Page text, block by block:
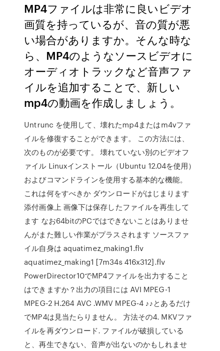
MP4ファイルは非常に良いビデオ
画質を持っているが、音の質が悪
い場合がありますか。そんな時な
ら、MP4のようなソースビデオに
オーディオトラックなど音声ファ
イルを追加することで、新しい
mp4の動画を作成しましょう。
Untrunc を使用して、壊れたmp4またはm4vファ
イルを修復することができます。 この方法には、
次のものが必要です。 壊れていない別のビデオフ
ァイル Linuxインストール（Ubuntu 12.04を使用）
およびコマンドラインを使用する基本的な機能。
これは何をすべきか ダウンロードがはじまります
添付画像上 画像下は保存したファイルを再生して
ます なお64bitのPCではできないことはありませ
んがまた難しい作業がプラスされます ソースファ
イル自身は aquatimez_making1.flv
aquatimez_making1 [7m34s 416x312].flv
PowerDirector10でMP4ファイルを出力すること
はできますか？出力の項目には AVI MPEG-1
MPEG-2 H.264 AVC .WMV MPEG-4 ♪♪とあるだけ
でMP4は見当たらりません。 方法その4. MKVファ
イルを再ダウンロード. ファイルが破損している
と、再生できない、音声が出ないのかもしれませ